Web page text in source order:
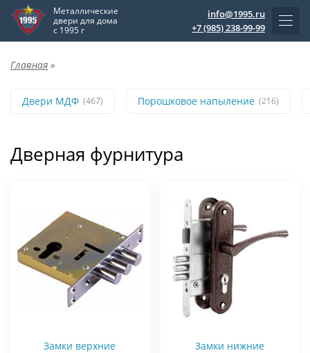
Металлические
двери для дома
с 1995 г
info@1995.ru
+7 (985) 238-99-99
Главная »
Двери МДФ (467) Порошковое напыление (216)
Дверная фурнитура
Замки верхние Замки нижние